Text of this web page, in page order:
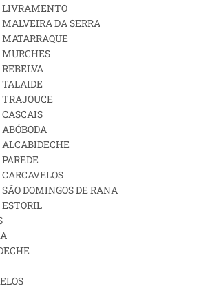
LIVRAMENTO
DA SERRA
DOMINGOS DE RANA